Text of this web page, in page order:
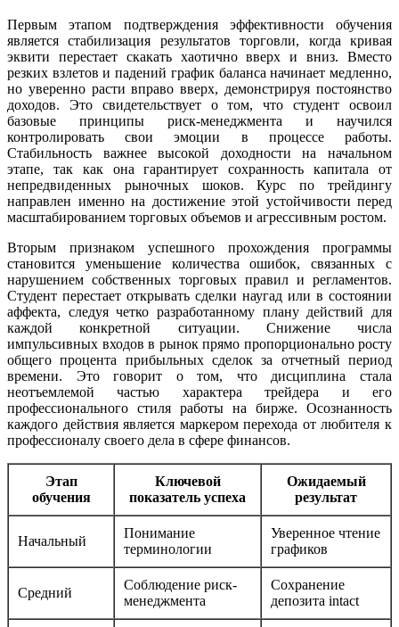
Первым этапом подтверждения эффективности обучения
является стабилизация результатов торговли, когда кривая
эквити перестает скакать хаотично вверх и вниз. Вместо
резких взлетов и падений график баланса начинает медленно,
но уверенно расти вправо вверх, демонстрируя постоянство
доходов. Это свидетельствует о том, что студент освоил
базовые принципы риск-менеджмента и научился
контролировать свои эмоции в процессе работы.
Стабильность важнее высокой доходности на начальном
этапе, так как она гарантирует сохранность капитала от
непредвиденных рыночных шоков. Курс по трейдингу
направлен именно на достижение этой устойчивости перед
масштабированием торговых объемов и агрессивным ростом.
Вторым признаком успешного прохождения программы
становится уменьшение количества ошибок, связанных с
нарушением собственных торговых правил и регламентов.
Студент перестает открывать сделки наугад или в состоянии
аффекта, следуя четко разработанному плану действий для
каждой конкретной ситуации. Снижение числа
импульсивных входов в рынок прямо пропорционально росту
общего процента прибыльных сделок за отчетный период
времени. Это говорит о том, что дисциплина стала
неотъемлемой частью характера трейдера и его
профессионального стиля работы на бирже. Осознанность
каждого действия является маркером перехода от любителя к
профессионалу своего дела в сфере финансов.
Этап
обучения
Ключевой
показатель успеха
Ожидаемый
результат
Начальный
Понимание
терминологии
Уверенное чтение
графиков
Средний
Соблюдение риск-
менеджмента
Сохранение
депозита intact